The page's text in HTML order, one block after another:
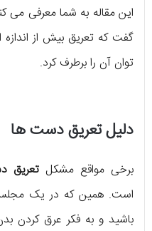
این مقاله به شما معرفی می
گفت که تعریق بیش از
توان آن را برطرف کرد.
دلیل تعریق دست ها
برخی مواقع مشکل تعریق
است. همین که در یک
باشید و به فکر عرق کردن